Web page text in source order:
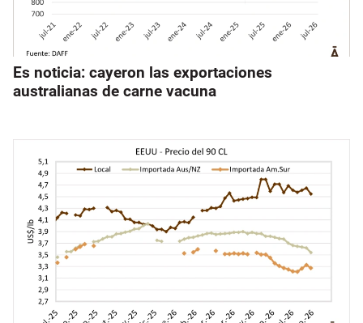
Es noticia: cayeron las exportaciones
australianas de carne vacuna